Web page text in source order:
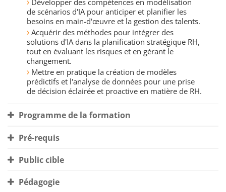
Développer des compétences en modélisation
de scénarios d'IA pour anticiper et planifier les
besoins en main-d'œuvre et la gestion des talents.
Acquérir des méthodes pour intégrer des
solutions d'IA dans la planification stratégique RH,
tout en évaluant les risques et en gérant le
changement.
Mettre en pratique la création de modèles
prédictifs et l'analyse de données pour une prise
de décision éclairée et proactive en matière de RH.
Programme de la formation
Pré-requis
Public cible
Pédagogie